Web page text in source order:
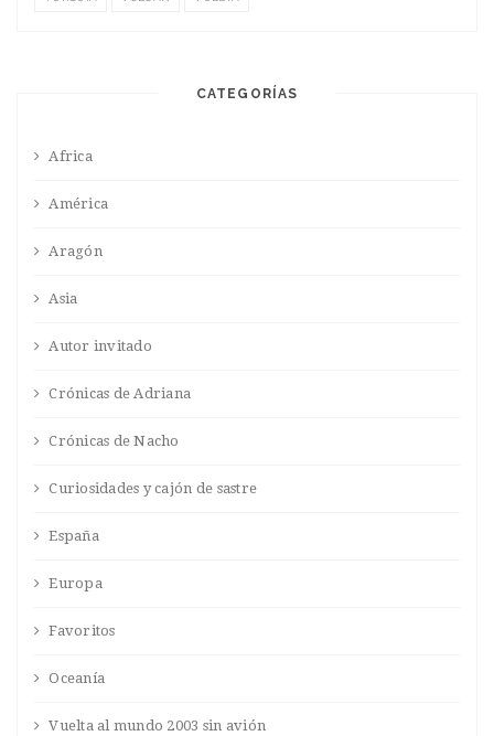
CATEGORÍAS
Africa
América
Aragón
Asia
Autor invitado
Crónicas de Adriana
Crónicas de Nacho
Curiosidades y cajón de sastre
España
Europa
Favoritos
Oceanía
Vuelta al mundo 2003 sin avión